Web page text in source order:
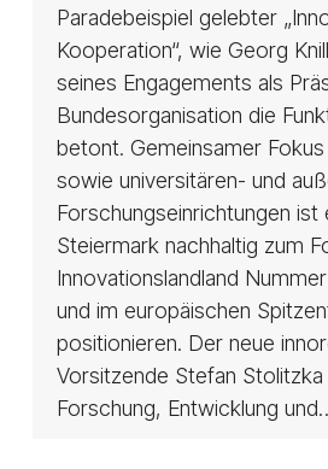
Paradebeispiel gelebter
Kooperation“, wie Georg
seines Engagements als
Bundesorganisation die
betont. Gemeinsamer
sowie universitären- und
Forschungseinrichtungen ist
Steiermark nachhaltig zum
Innovationslandland
und im europäischen
positionieren. Der neue
Vorsitzende Stefan Stolitzka
Forschung, Entwicklung